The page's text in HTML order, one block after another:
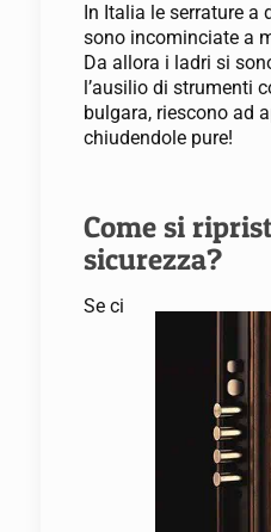
In Italia le serrature a
sono incominciate a
Da allora i ladri si
l’ausilio di strumenti
bulgara, riescono ad
chiudendole pure!
Come si
sicurezza?
Se ci